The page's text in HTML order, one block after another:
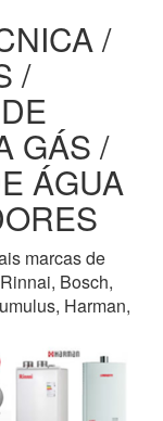
/
/
GÁS /
ÁGUA
marcas de
Bosch,
Harman,